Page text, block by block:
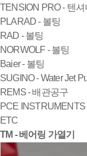
TENSION PRO - 텐셔
PLARAD - 볼팅
RAD - 볼팅
NORWOLF - 볼팅
Baier - 볼팅
SUGINO - Water Jet
REMS - 배관공구
PCE INSTRUMENTS
ETC
TM - 베어링 가열기